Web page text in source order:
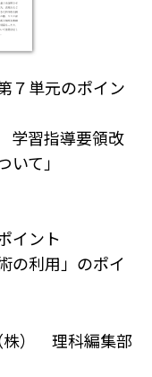
単元のポイン
学習指導要領改
て」
イント
の利用」のポイ
株） 理科編集部